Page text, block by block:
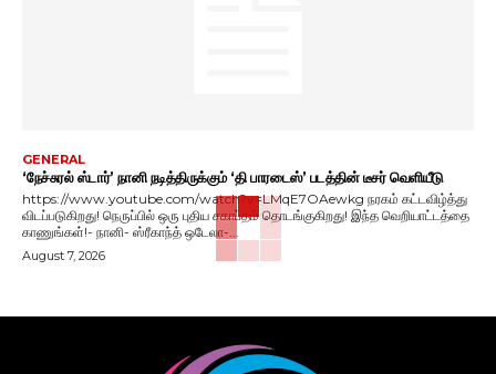
GENERAL
‘நேச்சுரல் ஸ்டார்’ நானி நடித்திருக்கும் ‘தி பாரடைஸ்’ படத்தின் டீசர் வெளியீடு
https://www.youtube.com/watch?v=LMqE7OAewkg நரகம் கட்டவிழ்த்து
விடப்படுகிறது! நெருப்பில் ஒரு புதிய சகாப்தம் தொடங்குகிறது! இந்த வெறியாட்டத்தை
காணுங்கள்!- நானி- ஸ்ரீகாந்த் ஒடேலா-...
August 7, 2026